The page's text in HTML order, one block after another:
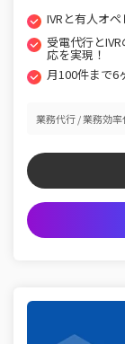
IVRと有人オ
受電代行と
応を実現！
月100件まで6
業務代行 業務効率